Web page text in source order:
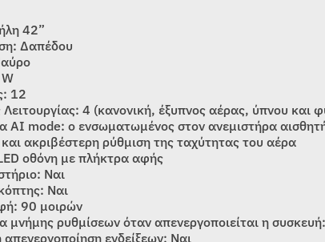
42”
Δαπέδου
12
Λειτουργίας: 4 (κανονική, έξυπνος αέρας, ύπνου και
AI mode: ο ενσωματωμένος στον ανεμιστήρα
ακριβέστερη ρύθμιση της ταχύτητας του αέρα
οθόνη με πλήκτρα αφής
Ναι
Ναι
90 μοιρών
μνήμης ρυθμίσεων όταν απενεργοποιείται η
ενδείξεων: Ναι